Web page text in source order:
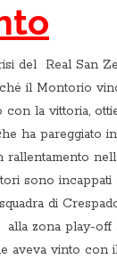
del Real San
il Montorio
con la vittoria,
ha pareggiato in
rallentamento
sono
di
alla zona play-
aveva vinto con